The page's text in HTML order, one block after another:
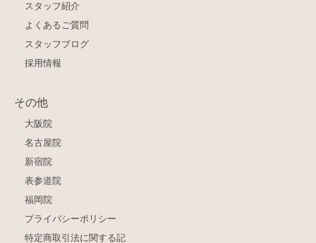
スタッフ紹介
よくあるご質問
スタッフブログ
採用情報
その他
大阪院
名古屋院
新宿院
表参道院
福岡院
プライバシーポリシー
特定商取引法に関する記